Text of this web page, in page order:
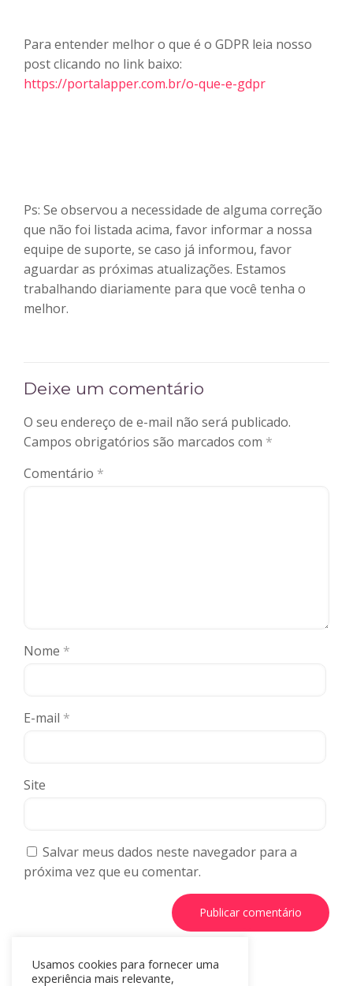
Para entender melhor o que é o GDPR leia nosso
post clicando no link baixo:
https://portalapper.com.br/o-que-e-gdpr
Ps: Se observou a necessidade de alguma correção
que não foi listada acima, favor informar a nossa
equipe de suporte, se caso já informou, favor
aguardar as próximas atualizações. Estamos
trabalhando diariamente para que você tenha o
melhor.
Deixe um comentário
O seu endereço de e-mail não será publicado.
Campos obrigatórios são marcados com *
Comentário *
Nome *
E-mail *
Site
Salvar meus dados neste navegador para a
próxima vez que eu comentar.
Usamos cookies para fornecer uma
experiência mais relevante,